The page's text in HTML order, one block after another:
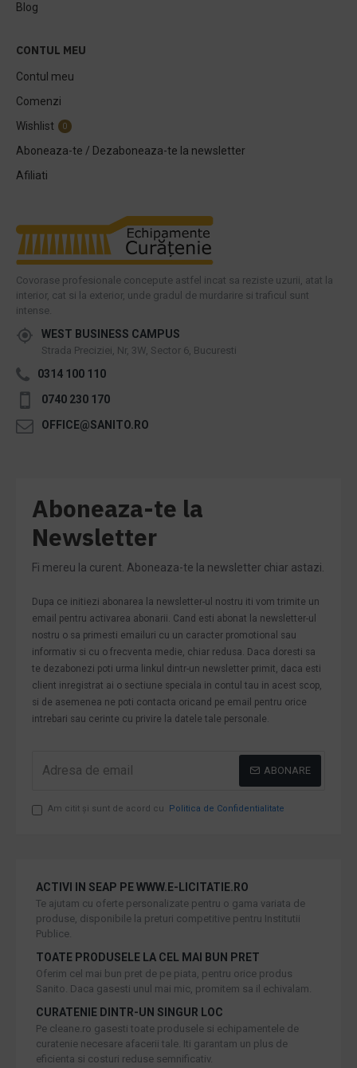
Blog
CONTUL MEU
Contul meu
Comenzi
Wishlist
0
Aboneaza-te / Dezaboneaza-te la newsletter
Afiliati
Covorase profesionale concepute astfel incat sa reziste uzurii, atat la
interior, cat si la exterior, unde gradul de murdarire si traficul sunt
intense.
WEST BUSINESS CAMPUS
Strada Preciziei, Nr, 3W, Sector 6, Bucuresti
0314 100 110
0740 230 170
OFFICE@SANITO.RO
Aboneaza-te la
Newsletter
Fi mereu la curent. Aboneaza-te la newsletter chiar astazi.
Dupa ce initiezi abonarea la newsletter-ul nostru iti vom trimite un
email pentru activarea abonarii. Cand esti abonat la newsletter-ul
nostru o sa primesti emailuri cu un caracter promotional sau
informativ si cu o frecventa medie, chiar redusa. Daca doresti sa
te dezabonezi poti urma linkul dintr-un newsletter primit, daca esti
client inregistrat ai o sectiune speciala in contul tau in acest scop,
si de asemenea ne poti contacta oricand pe email pentru orice
intrebari sau cerinte cu privire la datele tale personale.
ABONARE
Am citit şi sunt de acord cu Politica de Confidentialitate
ACTIVI IN SEAP PE WWW.E-LICITATIE.RO
Te ajutam cu oferte personalizate pentru o gama variata de
produse, disponibile la preturi competitive pentru Institutii
Publice.
TOATE PRODUSELE LA CEL MAI BUN PRET
Oferim cel mai bun pret de pe piata, pentru orice produs
Sanito. Daca gasesti unul mai mic, promitem sa il echivalam.
CURATENIE DINTR-UN SINGUR LOC
Pe cleane.ro gasesti toate produsele si echipamentele de
curatenie necesare afacerii tale. Iti garantam un plus de
eficienta si costuri reduse semnificativ.